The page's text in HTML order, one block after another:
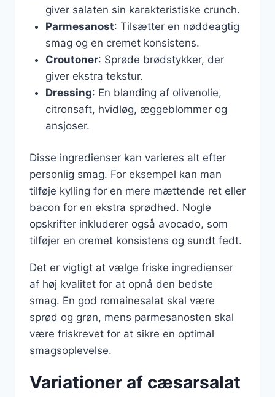
giver salaten sin karakteristiske crunch.
Parmesanost: Tilsætter en nøddeagtig
smag og en cremet konsistens.
Croutoner: Sprøde brødstykker, der
giver ekstra tekstur.
Dressing: En blanding af olivenolie,
citronsaft, hvidløg, æggeblommer og
ansjoser.
Disse ingredienser kan varieres alt efter
personlig smag. For eksempel kan man
tilføje kylling for en mere mættende ret eller
bacon for en ekstra sprødhed. Nogle
opskrifter inkluderer også avocado, som
tilføjer en cremet konsistens og sundt fedt.
Det er vigtigt at vælge friske ingredienser
af høj kvalitet for at opnå den bedste
smag. En god romainesalat skal være
sprød og grøn, mens parmesanosten skal
være friskrevet for at sikre en optimal
smagsoplevelse.
Variationer af cæsarsalat